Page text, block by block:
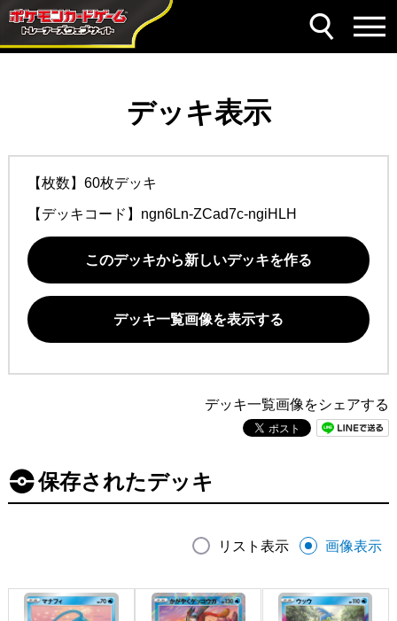
デッキ表示
【枚数】60枚デッキ
【デッキコード】 ngn6Ln-ZCad7c-ngiHLH
このデッキから新しいデッキを作る
デッキ一覧画像を表示する
デッキ一覧画像をシェアする
保存されたデッキ
リスト表示 画像表示